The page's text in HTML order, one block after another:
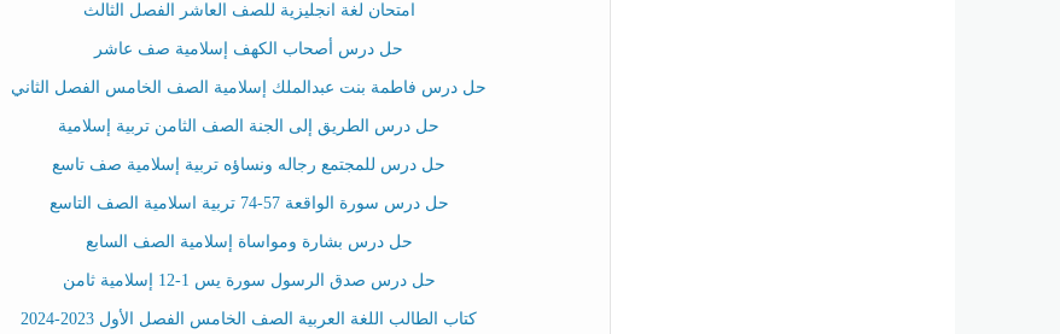
امتحان لغة انجليزية للصف العاشر الفصل الثالث
حل درس أصحاب الكهف إسلامية صف عاشر
حل درس فاطمة بنت عبدالملك إسلامية الصف الخامس الفصل الثاني
حل درس الطريق إلى الجنة الصف الثامن تربية إسلامية
حل درس للمجتمع رجاله ونساؤه تربية إسلامية صف تاسع
حل درس سورة الواقعة 57-74 تربية اسلامية الصف التاسع
حل درس بشارة ومواساة إسلامية الصف السابع
حل درس صدق الرسول سورة يس 1-12 إسلامية ثامن
كتاب الطالب اللغة العربية الصف الخامس الفصل الأول 2023-2024